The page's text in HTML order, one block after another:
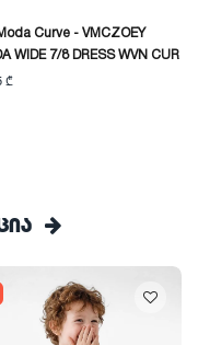
Curve - VMCZOEY
WIDE 7/8 DRESS WVN CUR
₾